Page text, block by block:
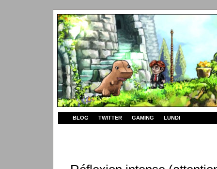
BLOG TWITTER GAMING LUNDI